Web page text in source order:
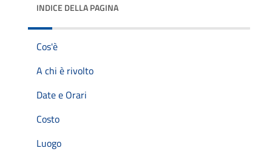
INDICE DELLA PAGINA
Cos'è
A chi è rivolto
Date e Orari
Costo
Luogo